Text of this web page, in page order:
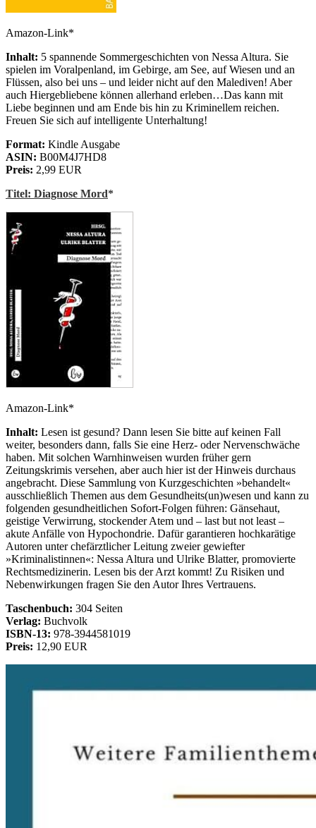
Amazon-Link*
Inhalt: 5 spannende Sommergeschichten von Nessa Altura. Sie
spielen im Voralpenland, im Gebirge, am See, auf Wiesen und an
Flüssen, also bei uns – und leider nicht auf den Malediven! Aber
auch Hiergebliebene können allerhand erleben…Das kann mit
Liebe beginnen und am Ende bis hin zu Kriminellem reichen.
Freuen Sie sich auf intelligente Unterhaltung!
Format: Kindle Ausgabe
ASIN: B00M4J7HD8
Preis: 2,99 EUR
Titel: Diagnose Mord*
Amazon-Link*
Inhalt: Lesen ist gesund? Dann lesen Sie bitte auf keinen Fall
weiter, besonders dann, falls Sie eine Herz- oder Nervenschwäche
haben. Mit solchen Warnhinweisen wurden früher gern
Zeitungskrimis versehen, aber auch hier ist der Hinweis durchaus
angebracht. Diese Sammlung von Kurzgeschichten »behandelt«
ausschließlich Themen aus dem Gesundheits(un)wesen und kann zu
folgenden gesundheitlichen Sofort-Folgen führen: Gänsehaut,
geistige Verwirrung, stockender Atem und – last but not least –
akute Anfälle von Hypochondrie. Dafür garantieren hochkarätige
Autoren unter chefärztlicher Leitung zweier gewiefter
»Kriminalistinnen«: Nessa Altura und Ulrike Blatter, promovierte
Rechtsmedizinerin. Lesen bis der Arzt kommt! Zu Risiken und
Nebenwirkungen fragen Sie den Autor Ihres Vertrauens.
Taschenbuch: 304 Seiten
Verlag: Buchvolk
ISBN-13: 978-3944581019
Preis: 12,90 EUR